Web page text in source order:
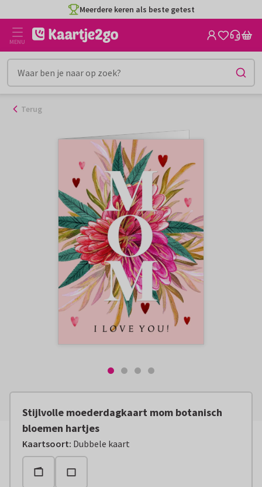
naar
inhoud
Meerdere keren als beste getest
MENU
Terug
Stijlvolle moederdagkaart mom botanisch
bloemen hartjes
Kaartsoort: Dubbele kaart
Vanaf: € 2,99 excl. verzendkosten